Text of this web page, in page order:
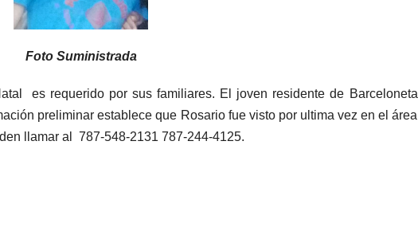
Foto Suministrada
es requerido por sus familiares. El joven residente de Barceloneta
preliminar establece que Rosario fue visto por ultima vez en el área
llamar al 787-548-2131 787-244-4125.